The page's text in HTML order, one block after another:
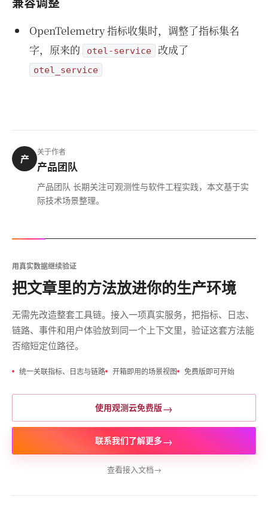
OpenTelemetry 指标收集时，调整了指标集名
字，原来的
otel-service 改成了
otel_service
产
关于作者
产品团队
产品团队 长期关注可观测性与软件工程实践，本文基于实
际技术场景整理。
用真实数据继续验证
把文章里的方法放进你的生产环境
无需先改造整套工具链。接入一项真实服务，把指标、日志、
链路、事件和用户体验放到同一个上下文里，验证这套方法能
否缩短定位路径。
统一关联指标、日志与链路 开箱即用的场景视图 免费版即可开始
使用观测云免费版→
联系我们了解更多→
查看接入文档→